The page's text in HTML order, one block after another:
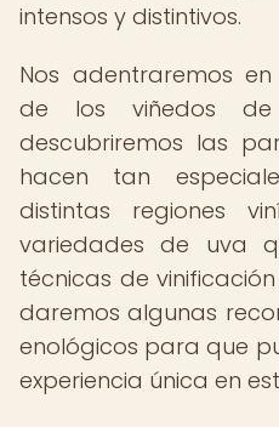
intensos y distintivos.
Nos adentraremos
de los viñedos
descubriremos las
hacen tan
distintas regiones
variedades de uva
técnicas de
daremos algunas
enológicos para que
experiencia única en